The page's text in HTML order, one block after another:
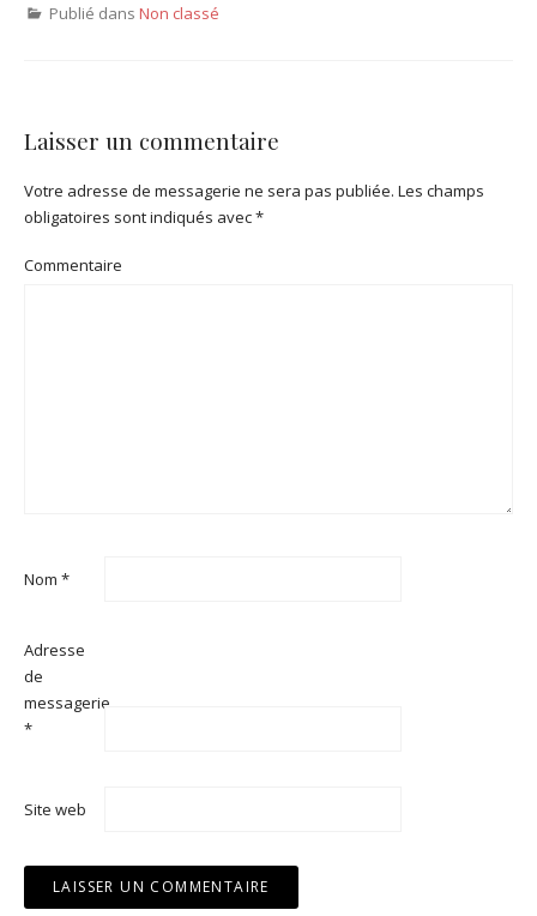
Publié dans Non classé
Laisser un commentaire
Votre adresse de messagerie ne sera pas publiée. Les champs
obligatoires sont indiqués avec*
Commentaire
Nom *
Adresse
de
messagerie
*
Site web